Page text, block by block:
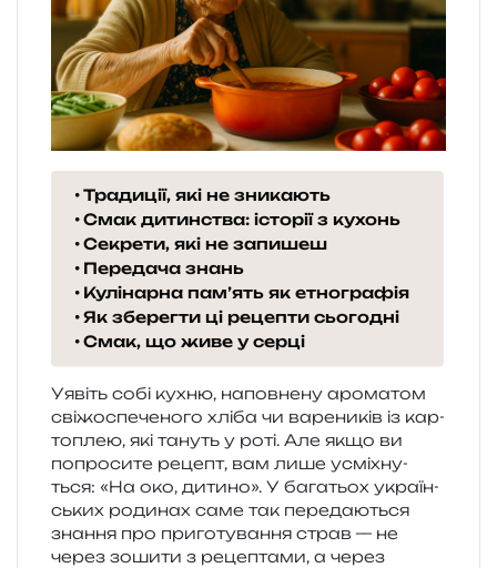
Традиції, які не зникають
Смак дитинства: історії з кухонь
Секрети, які не запишеш
Передача знань
Кулінарна пам’ять як етнографія
Як зберегти ці рецепти сьогодні
Смак, що живе у серці
Уявіть собі кухню, напов­не­ну аро­ма­том
сві­жо­спе­че­но­го хліба чи варе­ни­ків із кар­
то­плею, які тануть у роті. Але якщо ви
попро­си­те рецепт, вам лише усмі­хну­
ться: «На око, дити­но». У бага­тьох укра­їн­
ських роди­нах саме так пере­да­ю­ться
зна­н­ня про при­го­ту­ва­н­ня страв — не
через зоши­ти з реце­пта­ми, а через